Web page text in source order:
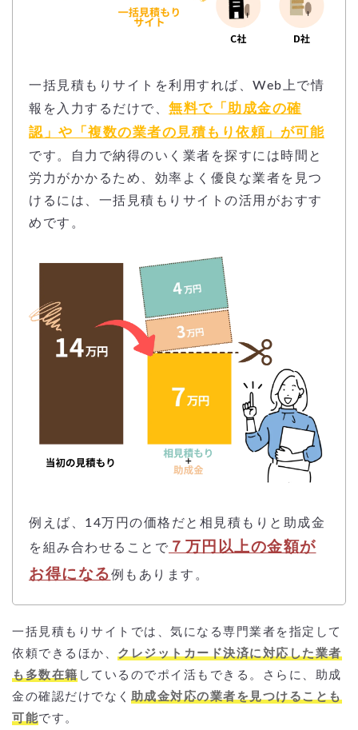
一括見積もりサイトを利用すれば、Web上で情
報を入力するだけで、 無料で「助成金の確
認」や「複数の業者の見積もり依頼」が可能
です。自力で納得のいく業者を探すには時間と
労力がかかるため、効率よく優良な業者を見つ
けるには、一括見積もりサイトの活用がおすす
めです。
例えば、14万円の価格だと相見積もりと助成金
を組み合わせることで ７万円以上の金額が
お得になる例もあります。
一括見積もりサイトでは、気になる専門業者を指定して
依頼できるほか、 クレジットカード決済に対応した業者
も多数在籍 しているのでポイ活もできる。さらに、助成
金の確認だけでなく
助成金対応の業者を見つけることも
可能です。